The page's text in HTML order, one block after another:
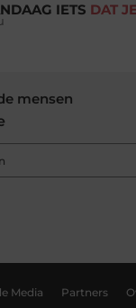
IETS DAT
mensen
Media Partners